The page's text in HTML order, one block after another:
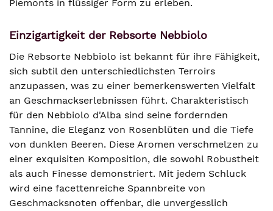
Piemonts in flüssiger Form zu erleben.
Einzigartigkeit der Rebsorte Nebbiolo
Die Rebsorte Nebbiolo ist bekannt für ihre Fähigkeit,
sich subtil den unterschiedlichsten Terroirs
anzupassen, was zu einer bemerkenswerten Vielfalt
an Geschmackserlebnissen führt. Charakteristisch
für den Nebbiolo d'Alba sind seine fordernden
Tannine, die Eleganz von Rosenblüten und die Tiefe
von dunklen Beeren. Diese Aromen verschmelzen zu
einer exquisiten Komposition, die sowohl Robustheit
als auch Finesse demonstriert. Mit jedem Schluck
wird eine facettenreiche Spannbreite von
Geschmacksnoten offenbar, die unvergesslich